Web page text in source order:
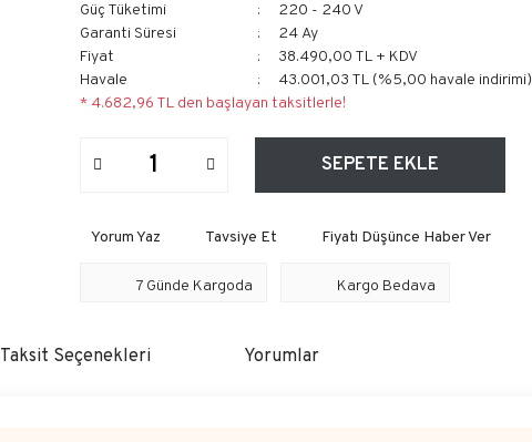
Güç Tüketimi
220 - 240 V
Garanti Süresi
24 Ay
Fiyat
38.490,00 TL + KDV
Havale
43.001,03 TL (%5,00 havale indirimi)
* 4.682,96 TL den başlayan taksitlerle!
SEPETE EKLE
Yorum Yaz Tavsiye Et Fiyatı Düşünce Haber Ver
7 Günde Kargoda Kargo Bedava
Taksit Seçenekleri Yorumlar